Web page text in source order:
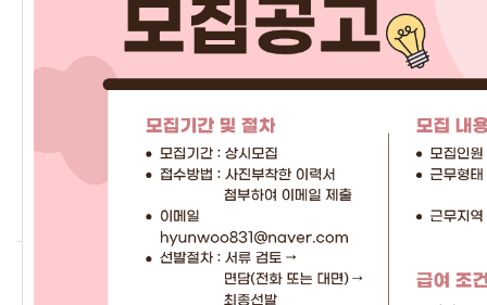
지부소개
경기도회를 소개합니다.
자세히보기